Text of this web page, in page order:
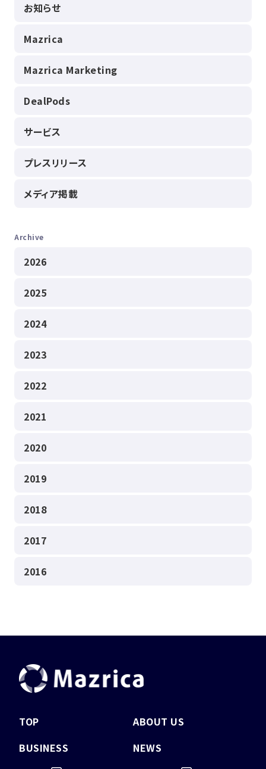
お知らせ
Mazrica
Mazrica Marketing
DealPods
サービス
プレスリリース
メディア掲載
Archive
2026
2025
2024
2023
2022
2021
2020
2019
2018
2017
2016
TOP
ABOUT US
BUSINESS
NEWS